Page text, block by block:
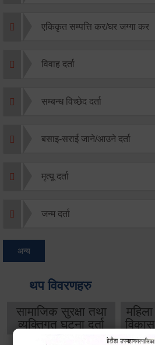
एकिकृत सम्पत्ति कर/घर जग्गा कर
विवाह दर्ता
सम्बन्ध विच्छेद दर्ता
बसाइ-सराई जाने/आउने दर्ता
मृत्यू दर्ता
जन्म दर्ता
अन्य
थप विवरणहरु
सामाजिक सुरक्षा तथा
व्यक्तिगत घटना दर्ता
महिला
विकास